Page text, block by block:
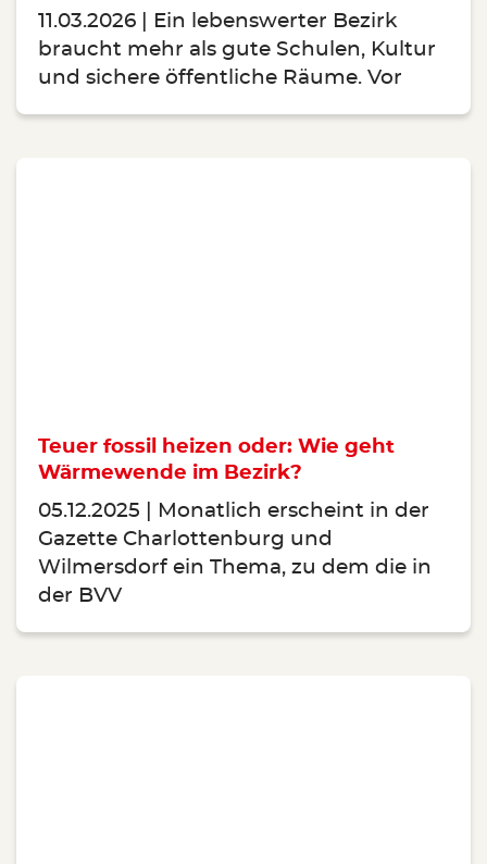
11.03.2026
Ein lebenswerter Bezirk
braucht mehr als gute Schulen, Kultur
und sichere öffentliche Räume. Vor
Teuer fossil heizen oder: Wie geht
Wärmewende im Bezirk?
05.12.2025
Monatlich erscheint in der
Gazette Charlottenburg und
Wilmersdorf ein Thema, zu dem die in
der BVV